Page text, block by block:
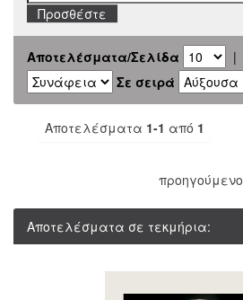
Αποτελέσματα/Σελίδα |
Σε σειρά
Αποτελέσματα 1-1 από 1
προηγούμενο
Αποτελέσματα σε τεκμήρια: